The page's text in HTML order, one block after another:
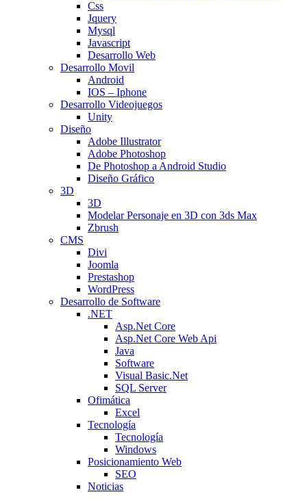
Css
Jquery
Mysql
Javascript
Desarrollo Web
Desarrollo Movil
Android
IOS – Iphone
Desarrollo Videojuegos
Unity
Diseño
Adobe Illustrator
Adobe Photoshop
De Photoshop a Android Studio
Diseño Gráfico
3D
3D
Modelar Personaje en 3D con 3ds Max
Zbrush
CMS
Divi
Joomla
Prestashop
WordPress
Desarrollo de Software
.NET
Asp.Net Core
Asp.Net Core Web Api
Java
Software
Visual Basic.Net
SQL Server
Ofimática
Excel
Tecnología
Tecnología
Windows
Posicionamiento Web
SEO
Noticias